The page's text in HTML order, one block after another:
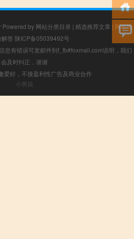
Powered by 网站分类目录 | 精选推荐文章 | 网站地
解答 陕ICP备05039492号
息有错误可发邮件到f_fb#foxmail.com说明，我们
会及时纠正，谢谢
爱好，不接盈利性广告及商业合作
小男孩